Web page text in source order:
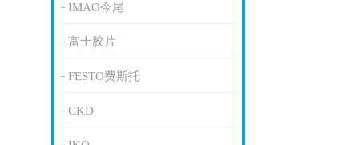
IMAO今尾
富士胶片
FESTO费斯托
CKD